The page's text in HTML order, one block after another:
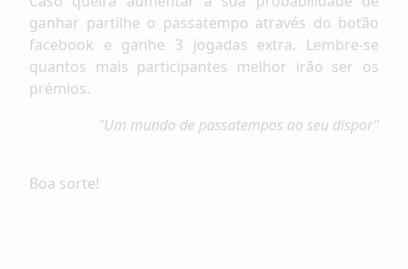
ganhar partilhe o passatempo através do botão
facebook e ganhe 3 jogadas extra. Lembre-se
quantos mais participantes melhor irão ser os
prémios.
"Um mundo de passatempos ao seu dispor"
Boa sorte!